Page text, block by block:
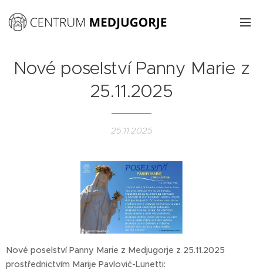
Nové poselství Panny Marie z
25.11.2025
25.11.2025
Nové poselství Panny Marie z Medjugorje z 25.11.2025
prostřednictvím Marije Pavlović-Lunetti: